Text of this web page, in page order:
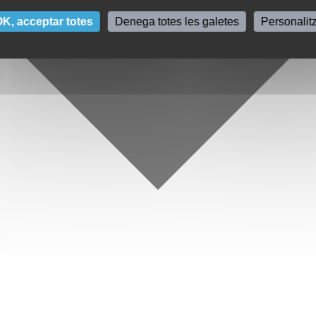
acceptar totes Denega totes les galetes